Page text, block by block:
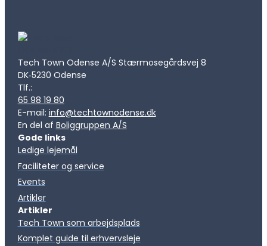
Tech Town Odense A/S Stærmosegårdsvej 8
DK‑5230 Odense
Tlf.:
65 98 19 80
E-mail: info@techtownodense.dk
En del af Boliggruppen A/S
Gode links
Ledige lejemål
Faciliteter og service
Events
Artikler
Artikler
Tech Town som arbejdsplads
Komplet guide til erhvervsleje